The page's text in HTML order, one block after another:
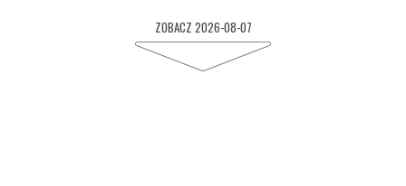
ZOBACZ 2026-08-07